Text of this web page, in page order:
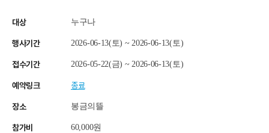
대상 누구나
행사기간 2026-06-13(토) ~ 2026-06-13(토)
접수기간 2026-05-22(금) ~ 2026-06-13(토)
예약링크 종료
장소 봉금의뜰
참가비 60,000원